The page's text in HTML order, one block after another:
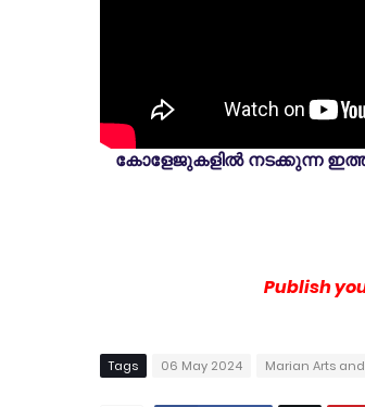
കോളേജുകളിൽ നടക്കുന്ന
Publish
Tags 06 May 2024 Marian Arts